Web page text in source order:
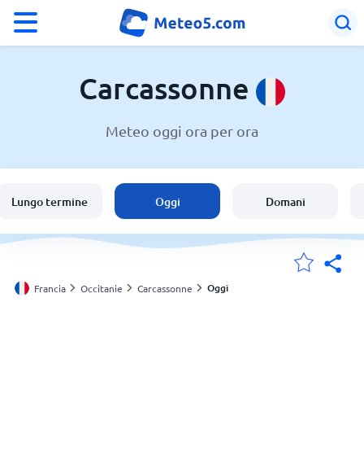
Meteo a Carcassonne
Italia
Svizzera
Carcassonne
Meteo oggi ora per ora
Lungo termine Oggi Domani
Francia Occitanie Carcassonne Oggi